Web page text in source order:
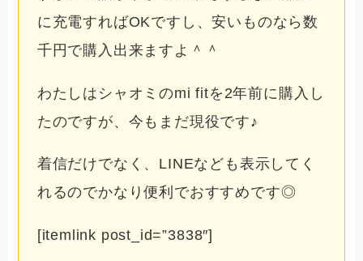
に充電すればOKですし、安いものなら数
千円で購入出来ますよ＾＾
わたしはシャオミのmi fitを2年前に購入し
たのですが、今もまだ現役です♪
着信だけでなく、LINEなども表示してく
れるのでかなり便利でおすすめです◎
[itemlink post_id=”3838″]